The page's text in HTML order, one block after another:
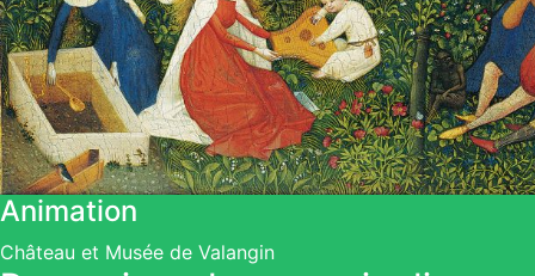
Animation
Château et Musée de Valangin